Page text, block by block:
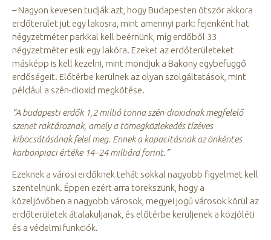
– Nagyon kevesen tudják azt, hogy Budapesten ötször akkora
erdőterület jut egy lakosra, mint amennyi park: fejenként hat
négyzetméter parkkal kell beérnünk, míg erdőből 33
négyzetméter esik egy lakóra. Ezeket az erdőterületeket
másképp is kell kezelni, mint mondjuk a Bakony egybefüggő
erdőségeit. Előtérbe kerülnek az olyan szolgáltatások, mint
például a szén-dioxid megkötése.
“A budapesti erdők 1,2 millió tonna szén-dioxidnak megfelelő
szenet raktároznak, amely a tömegközlekedés tízéves
kibocsátásának felel meg. Ennek a kapacitásnak az önkéntes
karbonpiaci értéke 14–24 milliárd forint.”
Ezeknek a városi erdőknek tehát sokkal nagyobb figyelmet kell
szentelnünk. Éppen ezért arra törekszünk, hogy a
közeljövőben a nagyobb városok, megyei jogú városok körül az
erdőterületek átalakuljanak, és előtérbe kerüljenek a közjóléti
és a védelmi funkciók.